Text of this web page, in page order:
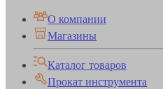
О компании
Магазины
Каталог товаров
Прокат инструмента